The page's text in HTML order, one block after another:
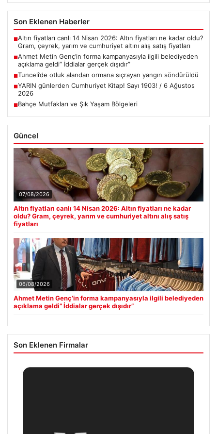
Son Eklenen Haberler
■Altın fiyatları canlı 14 Nisan 2026: Altın fiyatları ne kadar oldu?
Gram, çeyrek, yarım ve cumhuriyet altını alış satış fiyatları
■Ahmet Metin Genç’in forma kampanyasıyla ilgili belediyeden
açıklama geldi” İddialar gerçek dışıdır”
■Tunceli’de otluk alandan ormana sıçrayan yangın söndürüldü
■YARIN günlerden Cumhuriyet Kitap! Sayı 1903! / 6 Ağustos
2026
■Bahçe Mutfakları ve Şık Yaşam Bölgeleri
Güncel
07/08/2026
Altın fiyatları canlı 14 Nisan 2026: Altın fiyatları ne kadar
oldu? Gram, çeyrek, yarım ve cumhuriyet altını alış satış
fiyatları
06/08/2026
Ahmet Metin Genç’in forma kampanyasıyla ilgili belediyeden
açıklama geldi” İddialar gerçek dışıdır”
Son Eklenen Firmalar